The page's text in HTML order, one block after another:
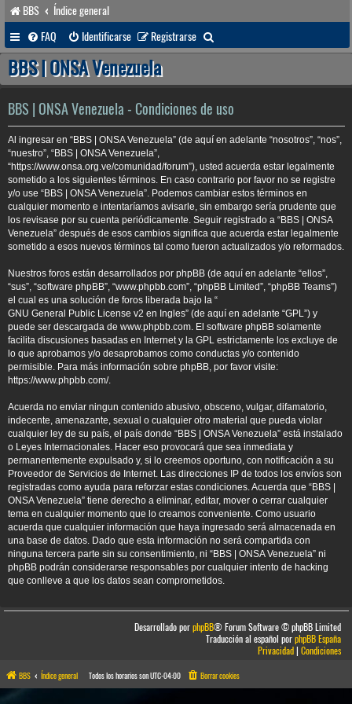
BBS
Índice general
FAQ
Identificarse Registrarse
u
a
r
BBS | ONSA Venezuela
BBS | ONSA Venezuela - Condiciones de uso
Al ingresar en “BBS | ONSA Venezuela” (de aquí en adelante “nosotros”, “nos”,
“nuestro”, “BBS | ONSA Venezuela”,
“https://www.onsa.org.ve/comunidad/forum”), usted acuerda estar legalmente
sometido a los siguientes términos. En caso contrario por favor no se registre
y/o use “BBS | ONSA Venezuela”. Podemos cambiar estos términos en
cualquier momento e intentaríamos avisarle, sin embargo sería prudente que
los revisase por su cuenta periódicamente. Seguir registrado a “BBS | ONSA
Venezuela” después de esos cambios significa que acuerda estar legalmente
sometido a esos nuevos términos tal como fueron actualizados y/o reformados.
Nuestros foros están desarrollados por phpBB (de aquí en adelante “ellos”,
“sus”, “software phpBB”, “www.phpbb.com”, “phpBB Limited”, “phpBB Teams”)
el cual es una solución de foros liberada bajo la “
GNU General Public License v2 en Ingles” (de aquí en adelante “GPL”) y
puede ser descargada de www.phpbb.com. El software phpBB solamente
facilita discusiones basadas en Internet y la GPL estrictamente los excluye de
lo que aprobamos y/o desaprobamos como conductas y/o contenido
permisible. Para más información sobre phpBB, por favor visite:
https://www.phpbb.com/.
Acuerda no enviar ningun contenido abusivo, obsceno, vulgar, difamatorio,
indecente, amenazante, sexual o cualquier otro material que pueda violar
cualquier ley de su país, el país donde “BBS | ONSA Venezuela” está instalado
o Leyes Internacionales. Hacer eso provocará que sea inmediata y
permanentemente expulsado y, si lo creemos oportuno, con notificación a su
Proveedor de Servicios de Internet. Las direcciones IP de todos los envíos son
registradas como ayuda para reforzar estas condiciones. Acuerda que “BBS |
ONSA Venezuela” tiene derecho a eliminar, editar, mover o cerrar cualquier
tema en cualquier momento que lo creamos conveniente. Como usuario
acuerda que cualquier información que haya ingresado será almacenada en
una base de datos. Dado que esta información no será compartida con
ninguna tercera parte sin su consentimiento, ni “BBS | ONSA Venezuela” ni
phpBB podrán considerarse responsables por cualquier intento de hacking
que conlleve a que los datos sean comprometidos.
Desarrollado porphpBB® Forum Software © phpBB Limited
Traducción al español porphpBB España
Privacidad|Condiciones
BBS Índice general Todos los horarios sonUTC-04:00 Borrar cookies